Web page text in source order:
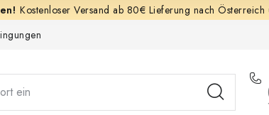
Kostenloser Versand ab 80€ Lieferung nach Österreich